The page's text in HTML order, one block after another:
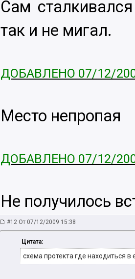
Сам
так и не мигал.
ДОБАВЛЕНО 07/12/
Место непропая
ДОБАВЛЕНО 07/12/
Не получилось
#12 От 07/12/2009 15:38
Цитата:
схема протекта где находиться